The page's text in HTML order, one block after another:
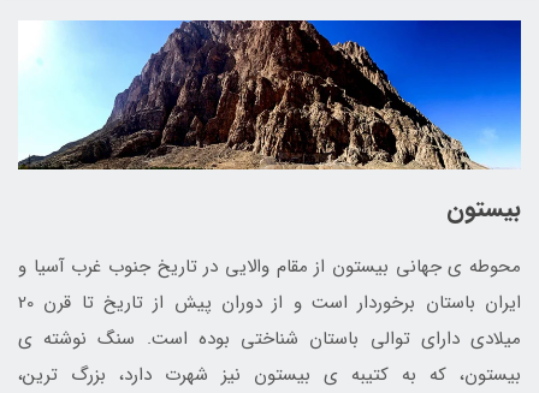
بیستون
محوطه ی جهانی بیستون از مقام والایی در تاریخ جنوب غرب آسیا و
ایران باستان برخوردار است و از دوران پیش از تاریخ تا قرن 20
میلادی دارای توالی باستان شناختی بوده است. سنگ نوشته ی
بیستون، که به کتیبه ی بیستون نیز شهرت دارد، بزرگ ترین،